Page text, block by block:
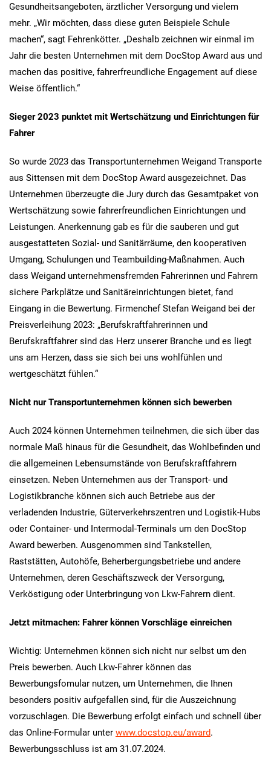
Gesundheitsangeboten, ärztlicher Versorgung und vielem
mehr. „Wir möchten, dass diese guten Beispiele Schule
machen“, sagt Fehrenkötter. „Deshalb zeichnen wir einmal im
Jahr die besten Unternehmen mit dem DocStop Award aus und
machen das positive, fahrerfreundliche Engagement auf diese
Weise öffentlich.“
Sieger 2023 punktet mit Wertschätzung und Einrichtungen für
Fahrer
So wurde 2023 das Transportunternehmen Weigand Transporte
aus Sittensen mit dem DocStop Award ausgezeichnet. Das
Unternehmen überzeugte die Jury durch das Gesamtpaket von
Wertschätzung sowie fahrerfreundlichen Einrichtungen und
Leistungen. Anerkennung gab es für die sauberen und gut
ausgestatteten Sozial- und Sanitärräume, den kooperativen
Umgang, Schulungen und Teambuilding-Maßnahmen. Auch
dass Weigand unternehmensfremden Fahrerinnen und Fahrern
sichere Parkplätze und Sanitäreinrichtungen bietet, fand
Eingang in die Bewertung. Firmenchef Stefan Weigand bei der
Preisverleihung 2023: „Berufskraftfahrerinnen und
Berufskraftfahrer sind das Herz unserer Branche und es liegt
uns am Herzen, dass sie sich bei uns wohlfühlen und
wertgeschätzt fühlen.“
Nicht nur Transportunternehmen können sich bewerben
Auch 2024 können Unternehmen teilnehmen, die sich über das
normale Maß hinaus für die Gesundheit, das Wohlbefinden und
die allgemeinen Lebensumstände von Berufskraftfahrern
einsetzen. Neben Unternehmen aus der Transport- und
Logistikbranche können sich auch Betriebe aus der
verladenden Industrie, Güterverkehrszentren und Logistik-Hubs
oder Container- und Intermodal-Terminals um den DocStop
Award bewerben. Ausgenommen sind Tankstellen,
Raststätten, Autohöfe, Beherbergungsbetriebe und andere
Unternehmen, deren Geschäftszweck der Versorgung,
Verköstigung oder Unterbringung von Lkw-Fahrern dient.
Jetzt mitmachen: Fahrer können Vorschläge einreichen
Wichtig: Unternehmen können sich nicht nur selbst um den
Preis bewerben. Auch Lkw-Fahrer können das
Bewerbungsfomular nutzen, um Unternehmen, die Ihnen
besonders positiv aufgefallen sind, für die Auszeichnung
vorzuschlagen. Die Bewerbung erfolgt einfach und schnell über
das Online-Formular unter www.docstop.eu/award.
Bewerbungsschluss ist am 31.07.2024.